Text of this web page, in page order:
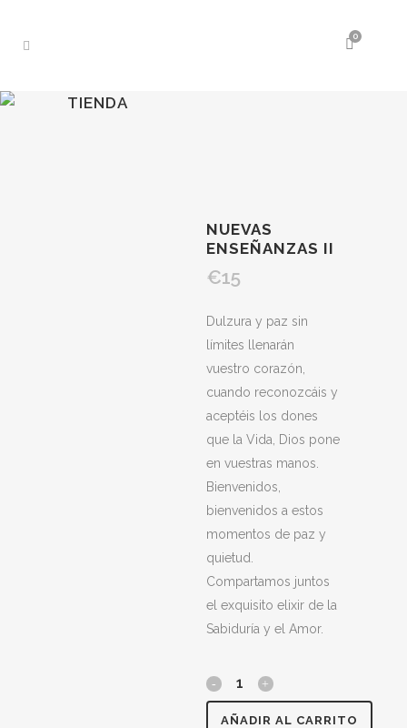
0
TIENDA
NUEVAS
ENSEÑANZAS II
€15
Dulzura y paz sin
límites llenarán
vuestro corazón,
cuando reconozcáis y
aceptéis los dones
que la Vida, Dios pone
en vuestras manos.
Bienvenidos,
bienvenidos a estos
momentos de paz y
quietud.
Compartamos juntos
el exquisito elixir de la
Sabiduría y el Amor.
AÑADIR AL CARRITO